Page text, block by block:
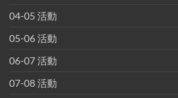
04-05 活動
05-06 活動
06-07 活動
07-08 活動